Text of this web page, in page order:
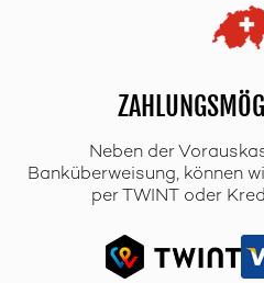
Neben der
Banküberweisung, können
per TWINT oder